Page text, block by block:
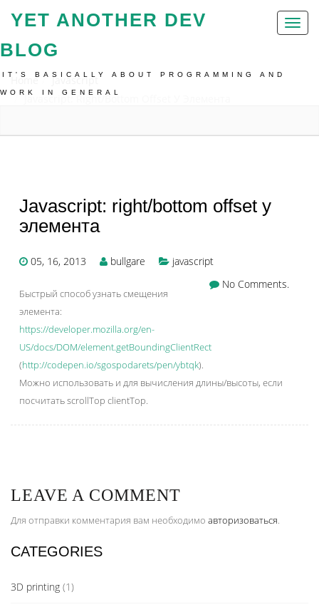
Toggle
YET ANOTHER DEV
BLOG
IT'S BASICALLY ABOUT PROGRAMMING AND
WORK IN GENERAL
Home
Javascript
Javascript: Right/bottom Offset У Элемента
Javascript: right/bottom offset у
элемента
05, 16, 2013 bullgare
javascript
No Comments.
Быстрый способ узнать смещения
элемента:
https://developer.mozilla.org/en-
US/docs/DOM/element.getBoundingClientRect
(http://codepen.io/sgospodarets/pen/ybtqk).
Можно использовать и для вычисления длины/высоты, если
посчитать scrollTop clientTop.
LEAVE A COMMENT
Для отправки комментария вам необходимо авторизоваться.
CATEGORIES
3D printing (1)